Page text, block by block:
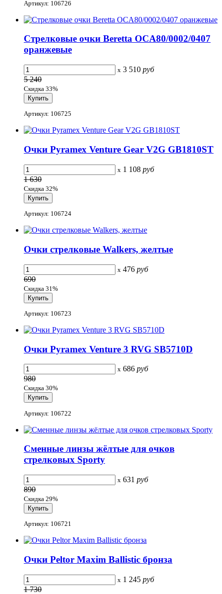
Артикул: 106726
Стрелковые очки Beretta OCA80/0002/0407
оранжевые
x 3 510 руб
5 240
Скидка 33%
Артикул: 106725
Очки Pyramex Venture Gear V2G GB1810ST
x 1 108 руб
1 630
Скидка 32%
Артикул: 106724
Очки стрелковые Walkers, желтые
x 476 руб
690
Скидка 31%
Артикул: 106723
Очки Pyramex Venture 3 RVG SB5710D
x 686 руб
980
Скидка 30%
Артикул: 106722
Сменные линзы жёлтые для очков
стрелковых Sporty
x 631 руб
890
Скидка 29%
Артикул: 106721
Очки Peltor Maxim Ballistic бронза
x 1 245 руб
1 730